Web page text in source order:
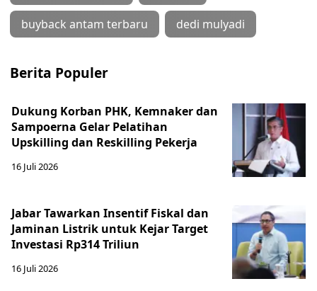
buyback antam terbaru dedi mulyadi
Berita Populer
Dukung Korban PHK, Kemnaker dan
Sampoerna Gelar Pelatihan
Upskilling dan Reskilling Pekerja
16 Juli 2026
Jabar Tawarkan Insentif Fiskal dan
Jaminan Listrik untuk Kejar Target
Investasi Rp314 Triliun
16 Juli 2026